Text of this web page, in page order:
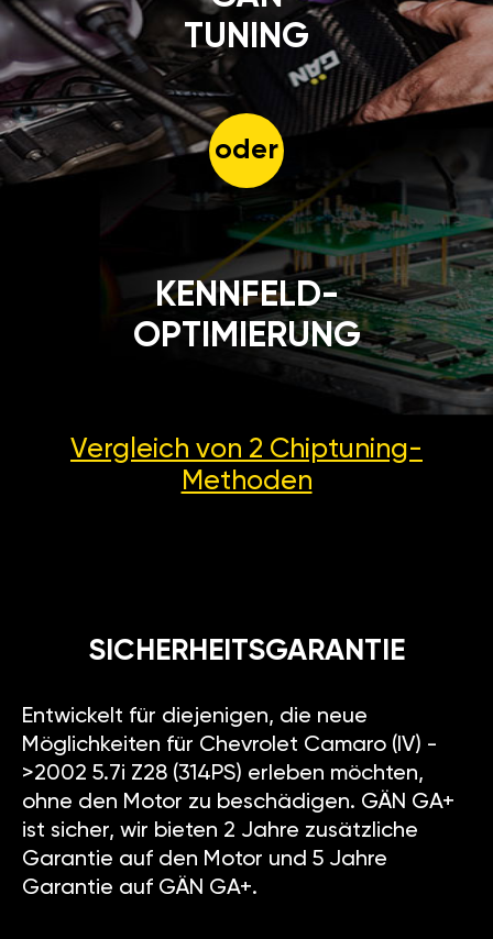
TUNING
oder
KENNFELD-
OPTIMIERUNG
Vergleich von 2 Chiptuning-
Methoden
SICHERHEITSGARANTIE
Entwickelt für diejenigen, die neue
Möglichkeiten für Chevrolet Camaro (IV) -
>2002 5.7i Z28 (314PS) erleben möchten,
ohne den Motor zu beschädigen. GÄN GA+
ist sicher, wir bieten 2 Jahre zusätzliche
Garantie auf den Motor und 5 Jahre
Garantie auf GÄN GA+.